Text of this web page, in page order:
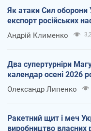
Як атаки Сил оборони
експорт російських
Андрій Клименко
Два супертурніри
календар осені 2026
Олександр Липенко
Ракетний щит і меч
виробництво власних